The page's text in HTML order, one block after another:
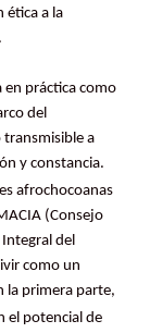
ética a la
en práctica como
del
a
y constancia.
afrochocoanas
(Consejo
del
como un
la primera parte,
el potencial de